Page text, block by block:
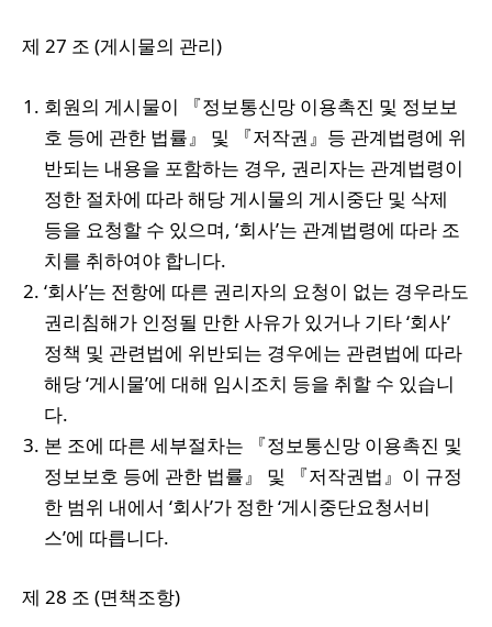
제 27 조 (게시물의 관리)
회원의 게시물이 『정보통신망 이용촉진 및 정보보
호 등에 관한 법률』 및 『저작권』등 관계법령에 위
반되는 내용을 포함하는 경우, 권리자는 관계법령이
정한 절차에 따라 해당 게시물의 게시중단 및 삭제
등을 요청할 수 있으며, ‘회사’는 관계법령에 따라 조
치를 취하여야 합니다.
‘회사’는 전항에 따른 권리자의 요청이 없는 경우라도
권리침해가 인정될 만한 사유가 있거나 기타 ‘회사’
정책 및 관련법에 위반되는 경우에는 관련법에 따라
해당 ‘게시물’에 대해 임시조치 등을 취할 수 있습니
다.
본 조에 따른 세부절차는 『정보통신망 이용촉진 및
정보보호 등에 관한 법률』 및 『저작권법』이 규정
한 범위 내에서 ‘회사’가 정한 ‘게시중단요청서비
스’에 따릅니다.
제 28 조 (면책조항)